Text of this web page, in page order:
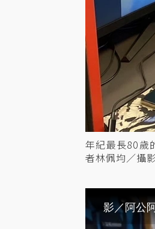
年紀最長80歲
者林佩均／攝影